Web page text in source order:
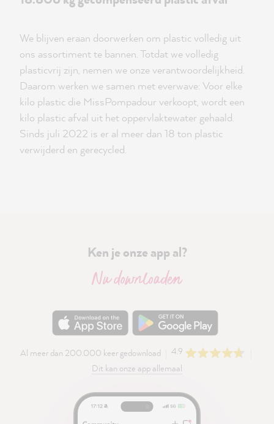
We blijven eraan doorwerken om plastic volledig uit
ons assortiment te bannen. Totdat we volledig
plasticvrij zijn, nemen we onze verantwoordelijkheid.
Daarom werken we samen met everwave: Voor elke
kilo plastic die MissPompadour verkoopt, wordt een
kilo plastic afval uit het oppervlaktewater gehaald.
Sinds juli 2022 is er al meer dan 18 ton plastic
verwijderd en gerecycled.
Ken je onze app al?
Nu downloaden
Al meer dan 200.000 keer gedownload
4.9
Dit kan onze app allemaal